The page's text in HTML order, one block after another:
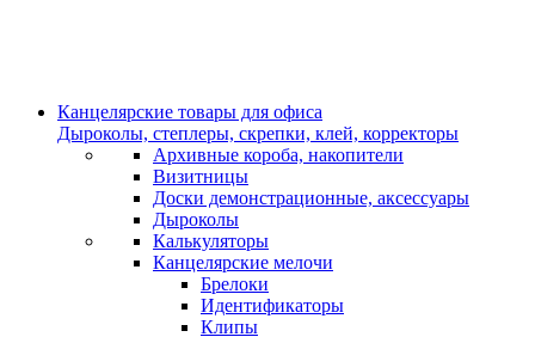
Канцелярские товары для офиса
Дыроколы, степлеры, скрепки, клей, корректоры
Архивные короба, накопители
Визитницы
Доски демонстрационные, аксессуары
Дыроколы
Калькуляторы
Канцелярские мелочи
Брелоки
Идентификаторы
Клипы